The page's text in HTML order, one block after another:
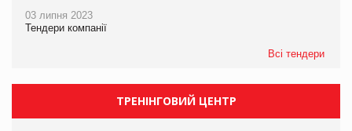
03 липня 2023
Тендери компанії
Всі тендери
ТРЕНІНГОВИЙ ЦЕНТР